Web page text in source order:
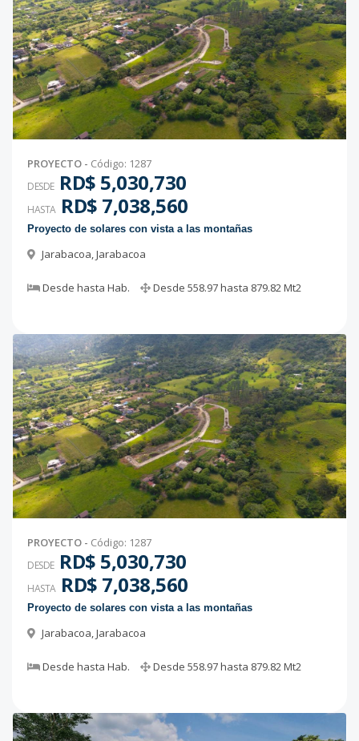
PROYECTO - Código: 1287
DESDE RD$ 5,030,730
HASTA RD$ 7,038,560
Proyecto de solares con vista a las montañas
Jarabacoa,Jarabacoa
Desde hasta Hab. Desde 558.97hasta 879.82Mt2
PROYECTO - Código: 1287
DESDE RD$ 5,030,730
HASTA RD$ 7,038,560
Proyecto de solares con vista a las montañas
Jarabacoa,Jarabacoa
Desde hasta Hab. Desde 558.97hasta 879.82Mt2